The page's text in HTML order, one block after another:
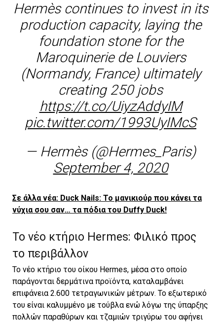
Hermès continues to invest in its
production capacity, laying the
foundation stone for the
Maroquinerie de Louviers
(Normandy, France) ultimately
creating 250 jobs
https://t.co/UiyzAddyIM
pic.twitter.com/1993UyIMcS
— Hermès (@Hermes_Paris)
September 4, 2020
Σε άλλα νέα: Duck Nails: Το μανικιούρ που κάνει τα
νύχια σου σαν… τα πόδια του Duffy Duck!
Το νέο κτήριο Hermes: Φιλικό προς
το περιβάλλον
To νέο κτήριο του οίκου Hermes, μέσα στο οποίο
παράγονται δερμάτινα προϊόντα, καταλαμβάνει
επιφάνεια 2.600 τετραγωνικών μέτρων. Το εξωτερικό
του είναι καλυμμένο με τούβλα ενώ λόγω της ύπαρξης
πολλών παραθύρων και τζαμιών τριγύρω του αφήνει